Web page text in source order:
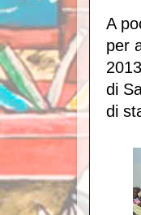
A
per
di
di